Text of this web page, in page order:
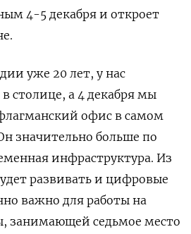
4-5 декабря и откроет
уже 20 лет, у нас
столице, а 4 декабря мы
офис в самом
значительно больше по
инфраструктура. Из
развивать и цифровые
важно для работы на
занимающей седьмое место